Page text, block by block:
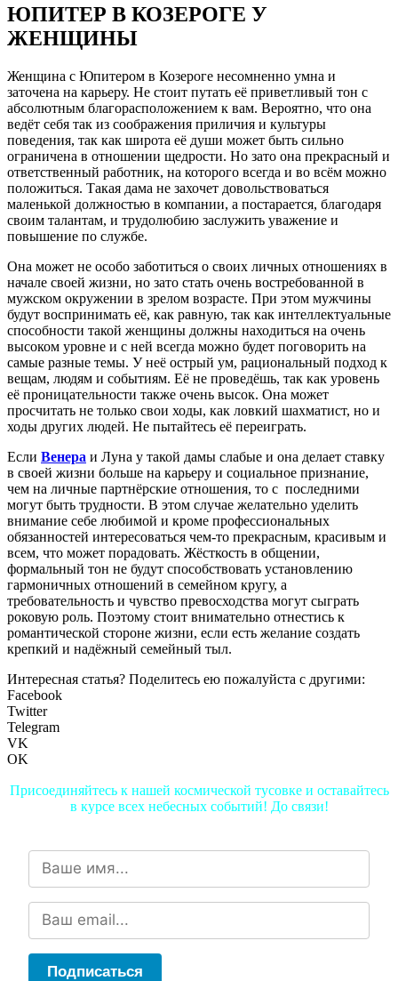
ЮПИТЕР В КОЗЕРОГЕ У
ЖЕНЩИНЫ
Женщина с Юпитером в Козероге несомненно умна и
заточена на карьеру. Не стоит путать её приветливый тон с
абсолютным благорасположением к вам. Вероятно, что она
ведёт себя так из соображения приличия и культуры
поведения, так как широта её души может быть сильно
ограничена в отношении щедрости. Но зато она прекрасный и
ответственный работник, на которого всегда и во всём можно
положиться. Такая дама не захочет довольствоваться
маленькой должностью в компании, а постарается, благодаря
своим талантам, и трудолюбию заслужить уважение и
повышение по службе.
Она может не особо заботиться о своих личных отношениях в
начале своей жизни, но зато стать очень востребованной в
мужском окружении в зрелом возрасте. При этом мужчины
будут воспринимать её, как равную, так как интеллектуальные
способности такой женщины должны находиться на очень
высоком уровне и с ней всегда можно будет поговорить на
самые разные темы. У неё острый ум, рациональный подход к
вещам, людям и событиям. Её не проведёшь, так как уровень
её проницательности также очень высок. Она может
просчитать не только свои ходы, как ловкий шахматист, но и
ходы других людей. Не пытайтесь её переиграть.
Если Венера и Луна у такой дамы слабые и она делает ставку
в своей жизни больше на карьеру и социальное признание,
чем на личные партнёрские отношения, то с последними
могут быть трудности. В этом случае желательно уделить
внимание себе любимой и кроме профессиональных
обязанностей интересоваться чем-то прекрасным, красивым и
всем, что может порадовать. Жёсткость в общении,
формальный тон не будут способствовать установлению
гармоничных отношений в семейном кругу, а
требовательность и чувство превосходства могут сыграть
роковую роль. Поэтому стоит внимательно отнестись к
романтической стороне жизни, если есть желание создать
крепкий и надёжный семейный тыл.
Интересная статья? Поделитесь ею пожалуйста с другими:
Facebook
Twitter
Telegram
VK
OK
Присоединяйтесь к нашей космической тусовке и оставайтесь
в курсе всех небесных событий! До связи!
Подписаться